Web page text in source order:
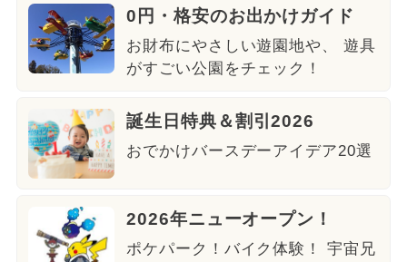
0円・格安のお出かけガイド
お財布にやさしい遊園地や、 遊具
がすごい公園をチェック！
誕生日特典＆割引2026
おでかけバースデーアイデア20選
2026年ニューオープン！
ポケパーク！バイク体験！ 宇宙兄